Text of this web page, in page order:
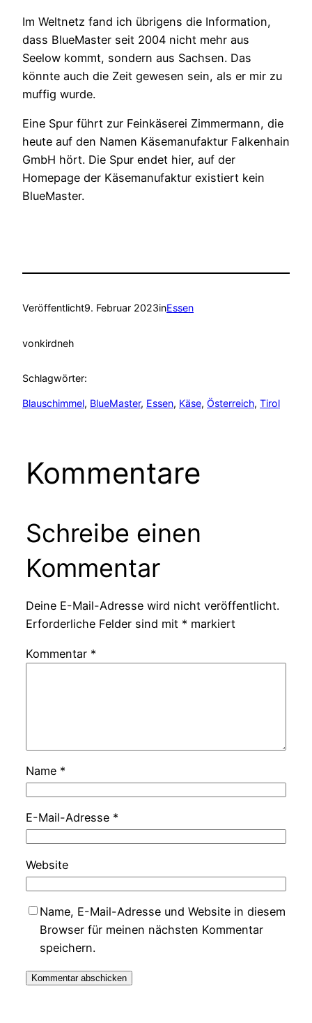
Im Weltnetz fand ich übrigens die Information,
dass BlueMaster seit 2004 nicht mehr aus
Seelow kommt, sondern aus Sachsen. Das
könnte auch die Zeit gewesen sein, als er mir zu
muffig wurde.
Eine Spur führt zur Feinkäserei Zimmermann, die
heute auf den Namen Käsemanufaktur Falkenhain
GmbH hört. Die Spur endet hier, auf der
Homepage der Käsemanufaktur existiert kein
BlueMaster.
Veröffentlicht9. Februar 2023inEssen
vonkirdneh
Schlagwörter:
Blauschimmel, BlueMaster, Essen, Käse, Österreich, Tirol
Kommentare
Schreibe einen
Kommentar
Deine E-Mail-Adresse wird nicht veröffentlicht.
Erforderliche Felder sind mit * markiert
Kommentar *
Name *
E-Mail-Adresse *
Website
Name, E-Mail-Adresse und Website in diesem
Browser für meinen nächsten Kommentar
speichern.